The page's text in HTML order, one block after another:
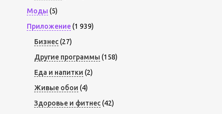
Моды (5)
Приложение(1 939)
Бизнес(27)
Другие программы (158)
Еда и напитки (2)
Живые обои (4)
Здоровье и фитнес(42)